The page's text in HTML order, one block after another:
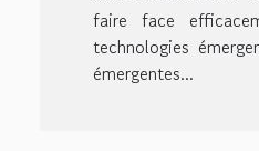
faire face
technologies
émergentes...